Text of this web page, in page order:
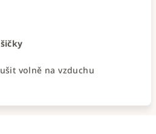
volně na vzduchu